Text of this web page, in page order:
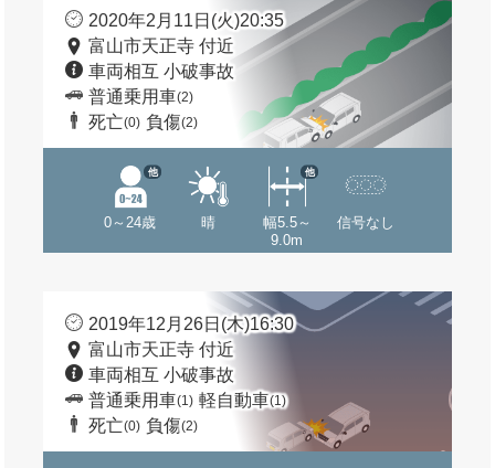
2020年2月11日(火)20:35
富山市天正寺 付近
車両相互 小破事故
普通乗用車(2)
死亡(0) 負傷(2)
0～24歳
他
晴
幅5.5～
9.0m
他
信号なし
2019年12月26日(木)16:30
富山市天正寺 付近
車両相互 小破事故
普通乗用車(1) 軽自動車(1)
死亡(0) 負傷(2)